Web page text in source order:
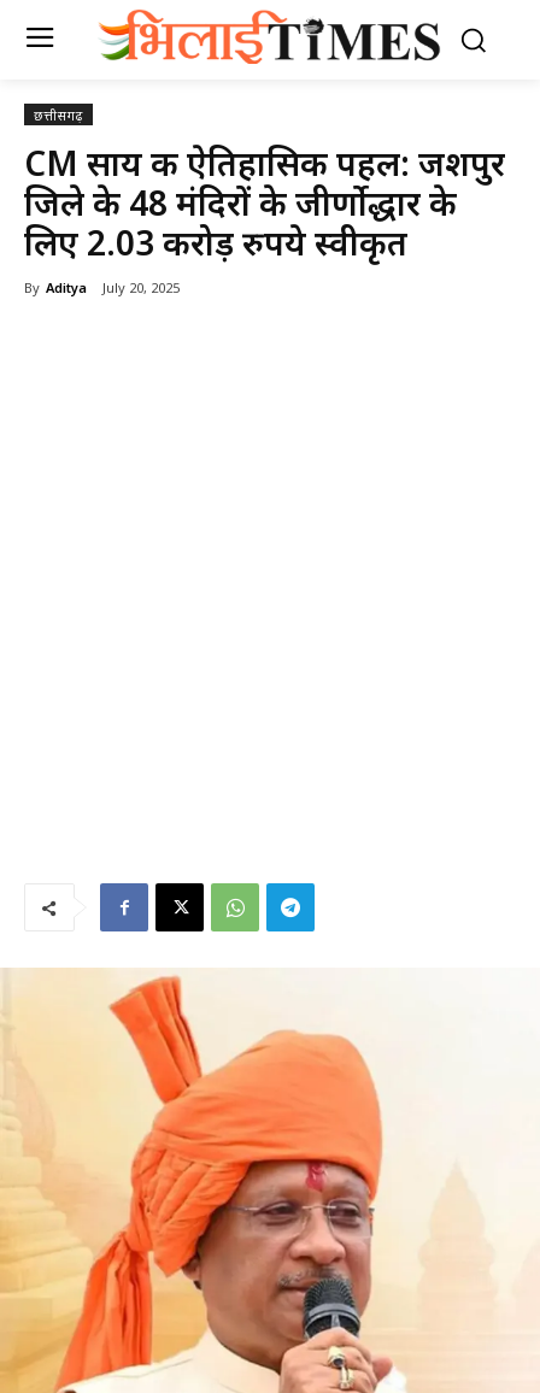
छत्तीसगढ़
CM साय की ऐतिहासिक पहल: जशपुर
जिले के 48 मंदिरों के जीर्णाेद्धार के
लिए 2.03 करोड़ रुपये स्वीकृत
By Aditya July 20, 2025